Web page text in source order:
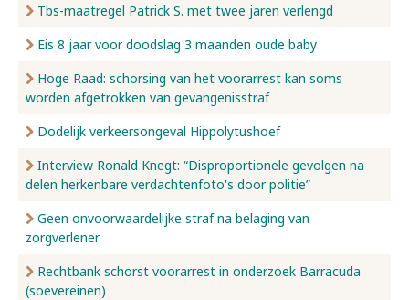
Tbs-maatregel Patrick S. met twee jaren verlengd
Eis 8 jaar voor doodslag 3 maanden oude baby
Hoge Raad: schorsing van het voorarrest kan soms
worden afgetrokken van gevangenisstraf
Dodelijk verkeersongeval Hippolytushoef
Interview Ronald Knegt: “Disproportionele gevolgen na
delen herkenbare verdachtenfoto's door politie”
Geen onvoorwaardelijke straf na belaging van
zorgverlener
Rechtbank schorst voorarrest in onderzoek Barracuda
(soevereinen)